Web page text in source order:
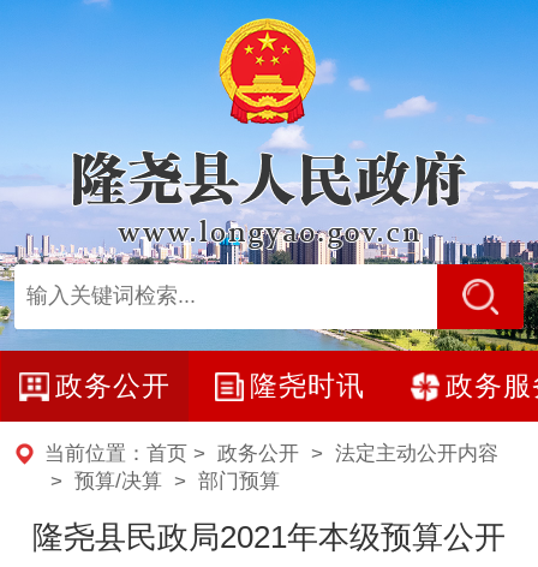
政务公开 隆尧时讯 政务服
当前位置： 首页 > 政务公开> 法定主动公开内容
> 预算/决算> 部门预算
隆尧县民政局2021年本级预算公开